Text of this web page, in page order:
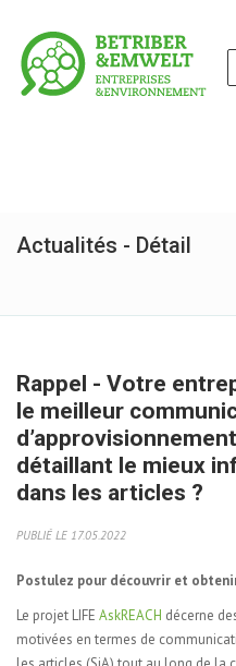
Actualités - Détail
Rappel - Votre
le meilleur
détaillant le mieux
dans les articles ?
PUBLIÉ LE 17.05.2022
Postulez pour découvrir et obtenir
Le projet LIFE AskREACH décerne
motivées en termes de